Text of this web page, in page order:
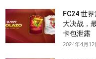
FC24 世
大决战，
卡包泄露
2024年4月12